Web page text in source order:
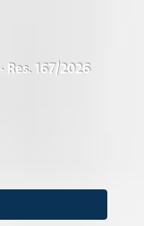
Res. 167/2026